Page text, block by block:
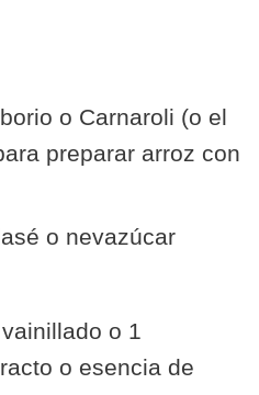
o Carnaroli (o el
preparar arroz con
o nevazúcar
o 1
o esencia de